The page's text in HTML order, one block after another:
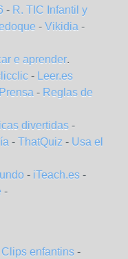
- R. TIC Infantil y
- Vikidia -
e aprender.
- Leer.es
- Reglas de
divertidas -
- ThatQuiz - Usa el
- iTeach.es -
-
Clips enfantins -